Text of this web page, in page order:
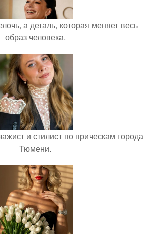
а деталь, которая меняет весь
образ человека.
и стилист по прическам города
Тюмени.